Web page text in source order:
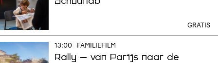
GRATIS
13:00 FAMILIEFILM
Rally – van Parijs naar de